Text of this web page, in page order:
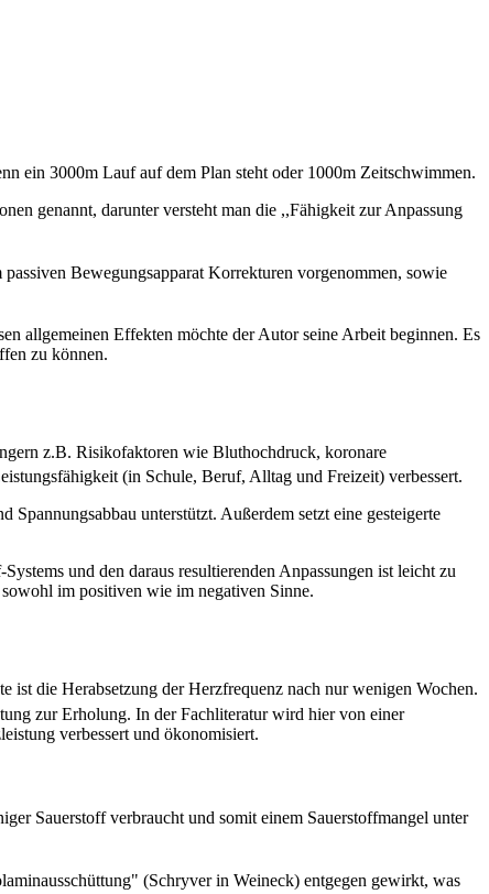
ein 3000m Lauf auf dem Plan steht oder 1000m Zeitschwimmen.
genannt, darunter versteht man die ,,Fähigkeit zur Anpassung
Bewegungsapparat Korrekturen vorgenommen, sowie
allgemeinen Effekten möchte der Autor seine Arbeit beginnen. Es
zu können.
z.B. Risikofaktoren wie Bluthochdruck, koronare
(in Schule, Beruf, Alltag und Freizeit) verbessert.
unterstützt. Außerdem setzt eine gesteigerte
und den daraus resultierenden Anpassungen ist leicht zu
im positiven wie im negativen Sinne.
ist die Herabsetzung der Herzfrequenz nach nur wenigen Wochen.
zur Erholung. In der Fachliteratur wird hier von einer
verbessert und ökonomisiert.
Sauerstoff verbraucht und somit einem Sauerstoffmangel unter
(Schryver in Weineck) entgegen gewirkt, was